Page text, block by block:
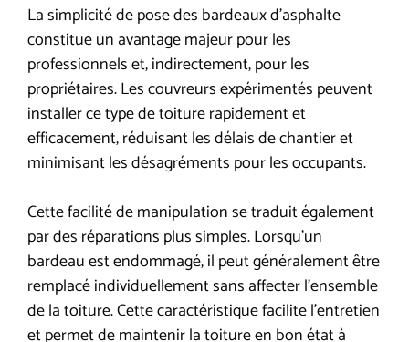
La simplicité de pose des bardeaux d’asphalte
constitue un avantage majeur pour les
professionnels et, indirectement, pour les
propriétaires. Les couvreurs expérimentés peuvent
installer ce type de toiture rapidement et
efficacement, réduisant les délais de chantier et
minimisant les désagréments pour les occupants.
Cette facilité de manipulation se traduit également
par des réparations plus simples. Lorsqu’un
bardeau est endommagé, il peut généralement être
remplacé individuellement sans affecter l’ensemble
de la toiture. Cette caractéristique facilite l’entretien
et permet de maintenir la toiture en bon état à